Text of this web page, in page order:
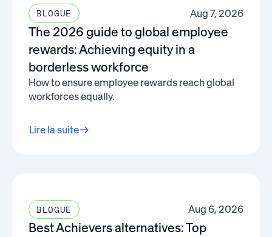
BLOGUE Aug 7, 2026
The 2026 guide to global employee
rewards: Achieving equity in a
borderless workforce
How to ensure employee rewards reach global
workforces equally.
Lire la suite
BLOGUE Aug 6, 2026
Best Achievers alternatives: Top